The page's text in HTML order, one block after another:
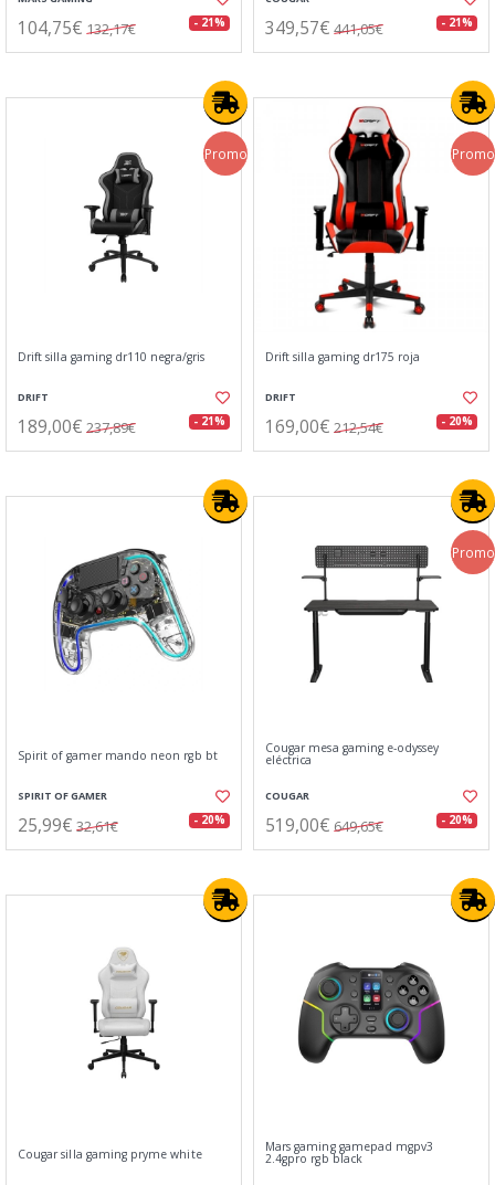
104,75€ 132,17€ - 21% 349,57€ 441,05€ - 21%
Promo
Drift silla gaming dr110 negra/gris
DRIFT
189,00€ 237,89€ - 21%
Promo
Drift silla gaming dr175 roja
DRIFT
169,00€ 212,54€ - 20%
Spirit of gamer mando neon rgb bt
SPIRIT OF GAMER
25,99€ 32,61€ - 20%
Promo
Cougar mesa gaming e-odyssey
eléctrica
COUGAR
519,00€ 649,65€ - 20%
Cougar silla gaming pryme white Mars gaming gamepad mgpv3
2.4gpro rgb black